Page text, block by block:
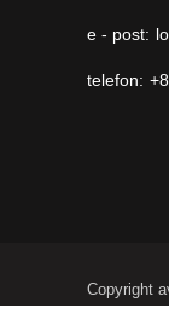
e - post:
telefon:
Copyright